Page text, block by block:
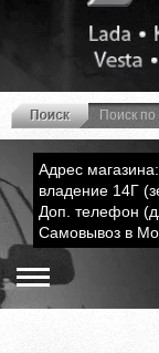
Адрес
владение 14Г
Доп. телефон
Самовывоз в